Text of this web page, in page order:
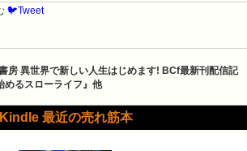
🐦Tweet
房 異世界で新しい人生はじめます! BCf最新刊配信記
めるスローライフ』他
Kindle 最近の売れ筋本